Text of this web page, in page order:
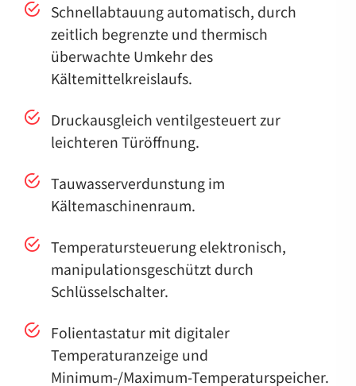
Schnellabtauung automatisch, durch
zeitlich begrenzte und thermisch
überwachte Umkehr des
Kältemittelkreislaufs.
Druckausgleich ventilgesteuert zur
leichteren Türöffnung.
Tauwasserverdunstung im
Kältemaschinenraum.
Temperatursteuerung elektronisch,
manipulationsgeschützt durch
Schlüsselschalter.
Folientastatur mit digitaler
Temperaturanzeige und
Minimum-/Maximum-Temperaturspeicher.